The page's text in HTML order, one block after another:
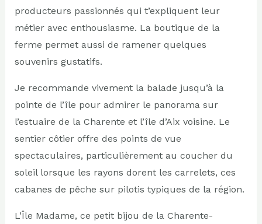
producteurs passionnés qui t’expliquent leur
métier avec enthousiasme. La boutique de la
ferme permet aussi de ramener quelques
souvenirs gustatifs.
Je recommande vivement la balade jusqu’à la
pointe de l’île pour admirer le panorama sur
l’estuaire de la Charente et l’île d’Aix voisine. Le
sentier côtier offre des points de vue
spectaculaires, particulièrement au coucher du
soleil lorsque les rayons dorent les carrelets, ces
cabanes de pêche sur pilotis typiques de la région.
L’Île Madame, ce petit bijou de la Charente-